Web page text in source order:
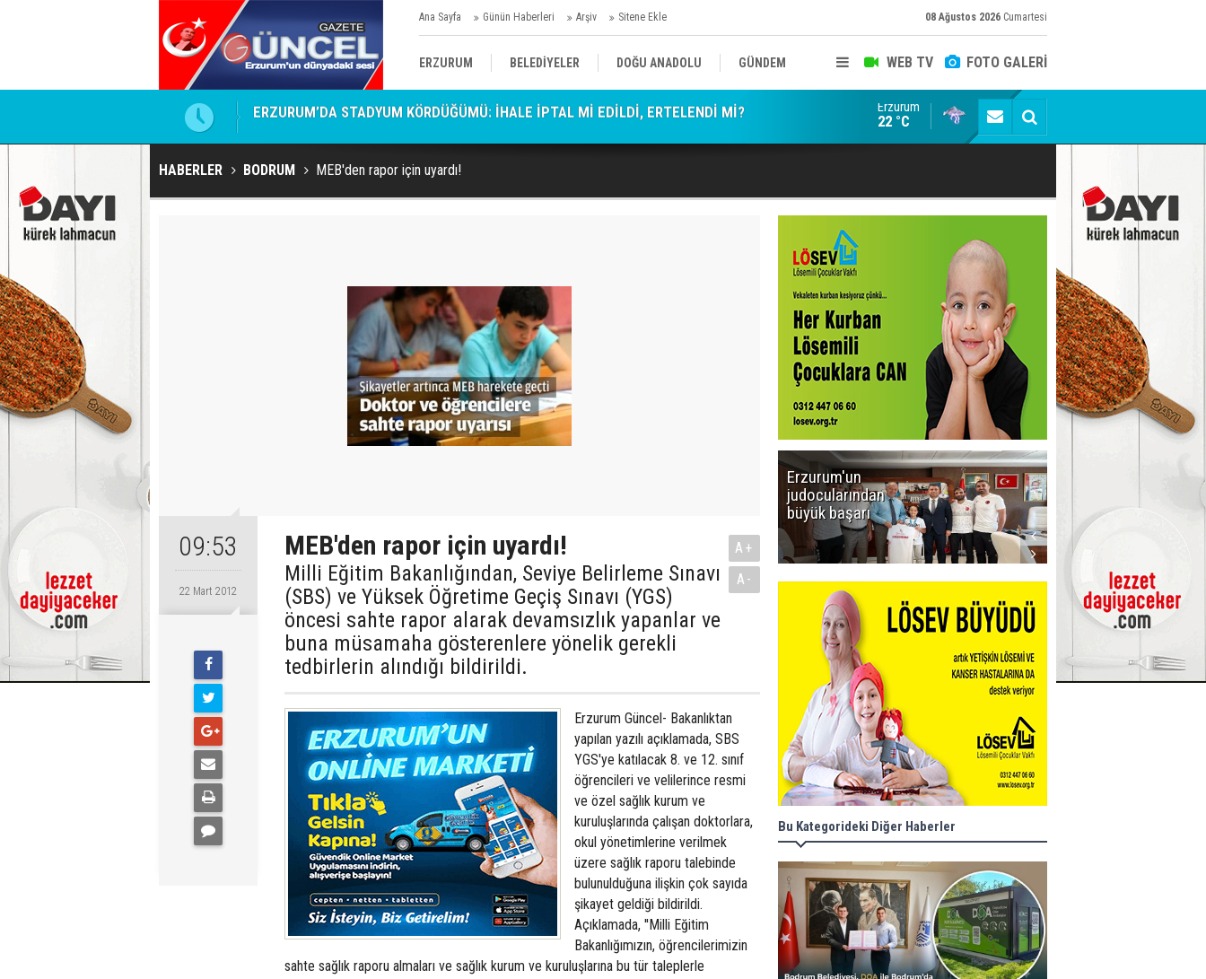
Ana Sayfa Günün Haberleri Arşiv Sitene Ekle 08 Ağustos 2026 Cumartesi
WEB TV FOTO GALERİ
ERZURUM BELEDİYELER DOĞU ANADOLU GÜNDEM
SİYASET AFAD/ SAVAŞ SPOR
KÜLTÜR/SANAT//MAĞAZİN
Erzurumspor FK: Biraz saygı lütfen! 'Bot Hesap' Depremi: Memet Aca ve "Erzurum
Erzurum
22 °C
HABERLER BODRUM MEB'den rapor için uyardı!
09:53
22 Mart 2012
MEB'den rapor için uyardı!
Milli Eğitim Bakanlığından, Seviye Belirleme Sınavı
(SBS) ve Yüksek Öğretime Geçiş Sınavı (YGS)
öncesi sahte rapor alarak devamsızlık yapanlar ve
buna müsamaha gösterenlere yönelik gerekli
tedbirlerin alındığı bildirildi.
A+
A-
Erzurum Güncel- Bakanlıktan
yapılan yazılı açıklamada, SBS
YGS'ye katılacak 8. ve 12. sınıf
öğrencileri ve velilerince resmi
ve özel sağlık kurum ve
kuruluşlarında çalışan doktorlara,
okul yönetimlerine verilmek
üzere sağlık raporu talebinde
bulunulduğuna ilişkin çok sayıda
şikayet geldiği bildirildi.
Açıklamada, ''Milli Eğitim
Bakanlığımızın, öğrencilerimizin
sahte sağlık raporu almaları ve sağlık kurum ve kuruluşlarına bu tür taleplerle
Erzurum'un
judocularından
büyük başarı
Bu Kategorideki Diğer Haberler